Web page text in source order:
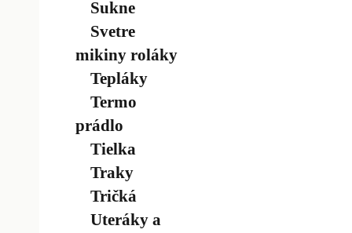
Sukne
Svetre
mikiny roláky
Tepláky
Termo
prádlo
Tielka
Traky
Tričká
Uteráky a